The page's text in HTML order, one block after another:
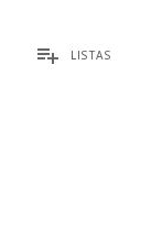
LISTAS